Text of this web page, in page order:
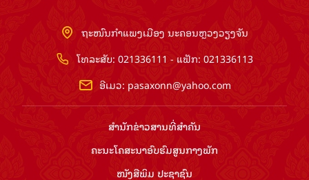
ຖະໜົນກຳແພງເມືອງ ນະຄອນຫຼວງວຽງຈັນ
ໂທລະສັບ: 021336111 - ແຟັກ: 021336113
ອີເມວ: pasaxonn@yahoo.com
ສຳ​ນັກ​ຂ່າວ​ສານ​ທີ່​ສຳ​ຄັນ​
ຄະນະໂຄສະນາອົບຮົມ​ສູນ​ກາງ​ພັກ
ໜັງສືພິມ ປະ​ຊາ​ຊົນ